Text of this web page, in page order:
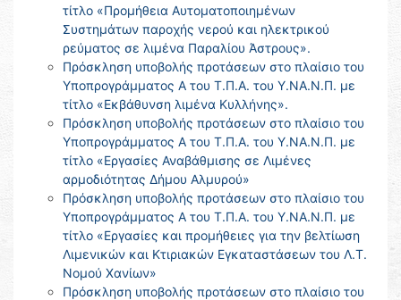
τίτλο «Προμήθεια Αυτοματοποιημένων
Συστημάτων παροχής νερού και ηλεκτρικού
ρεύματος σε λιμένα Παραλίου Άστρους».
Πρόσκληση υποβολής προτάσεων στο πλαίσιο του
Υποπρογράμματος Α του Τ.Π.Α. του Υ.ΝΑ.Ν.Π. με
τίτλο «Εκβάθυνση λιμένα Κυλλήνης».
Πρόσκληση υποβολής προτάσεων στο πλαίσιο του
Υποπρογράμματος Α του Τ.Π.Α. του Υ.ΝΑ.Ν.Π. με
τίτλο «Εργασίες Αναβάθμισης σε Λιμένες
αρμοδιότητας Δήμου Αλμυρού»
Πρόσκληση υποβολής προτάσεων στο πλαίσιο του
Υποπρογράμματος Α του Τ.Π.Α. του Υ.ΝΑ.Ν.Π. με
τίτλο «Εργασίες και προμήθειες για την βελτίωση
Λιμενικών και Κτιριακών Εγκαταστάσεων του Λ.Τ.
Νομού Χανίων»
Πρόσκληση υποβολής προτάσεων στο πλαίσιο του